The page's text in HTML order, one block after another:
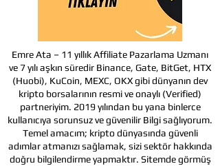
Emre Ata – 11 yıllık Affiliate Pazarlama Uzmanı
ve 7 yılı aşkın süredir Binance, Gate, BitGet, HTX
(Huobi), KuCoin, MEXC, OKX gibi dünyanın dev
kripto borsalarının resmi ve onaylı (Verified)
partneriyim. 2019 yılından bu yana binlerce
kullanıcıya sorunsuz ve güvenilir Bilgi sağlıyorum.
Temel amacım; kripto dünyasında güvenli
adımlar atmanızı sağlamak, sizi sektör hakkında
doğru bilgilendirme yapmaktır. Sitemde görmüş